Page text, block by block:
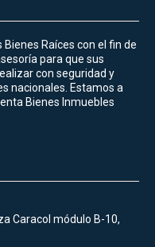
Raíces con el fin de
para que sus
con seguridad y
nacionales. Estamos a
Bienes Inmuebles
Caracol módulo B-10,